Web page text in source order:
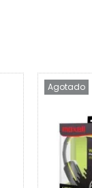
Agotado